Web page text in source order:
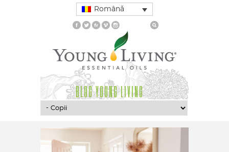
Română
BLOG YOUNG LIVING